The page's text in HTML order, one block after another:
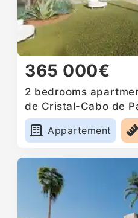
365 000€
2 bedrooms
de Cristal-Cabo de
Appartement